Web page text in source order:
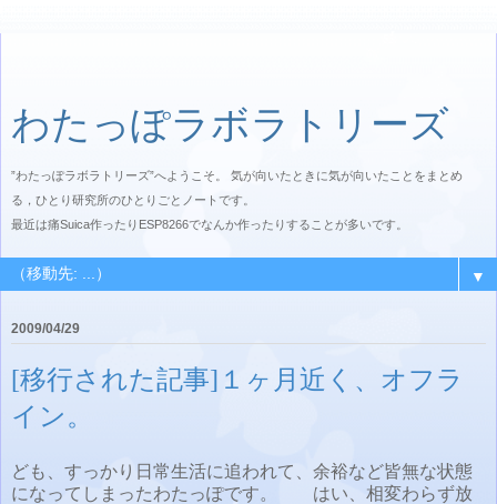
わたっぽラボラトリーズ
”わたっぽラボラトリーズ”へようこそ。 気が向いたときに気が向いたことをまとめ
る，ひとり研究所のひとりごとノートです。
最近は痛Suica作ったりESP8266でなんか作ったりすることが多いです。
▼
2009/04/29
[移行された記事]１ヶ月近く、オフラ
イン。
ども、すっかり日常生活に追われて、余裕など皆無な状態
になってしまったわたっぽです。 はい、相変わらず放